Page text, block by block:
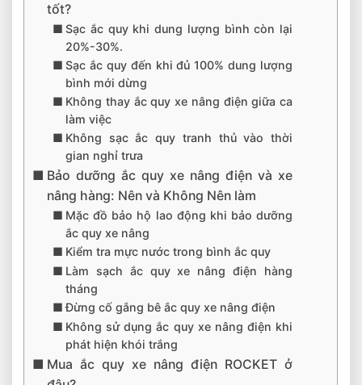
tốt?
Sạc ắc quy khi dung lượng bình còn lại
20%-30%.
Sạc ắc quy đến khi đủ 100% dung lượng
bình mới dừng
Không thay ắc quy xe nâng điện giữa ca
làm việc
Không sạc ắc quy tranh thủ vào thời
gian nghỉ trưa
Bảo dưỡng ắc quy xe nâng điện và xe
nâng hàng: Nên và Không Nên làm
Mặc đồ bảo hộ lao động khi bảo dưỡng
ắc quy xe nâng
Kiểm tra mực nước trong bình ắc quy
Làm sạch ắc quy xe nâng điện hàng
tháng
Đừng cố gắng bê ắc quy xe nâng điện
Không sử dụng ắc quy xe nâng điện khi
phát hiện khói trắng
Mua ắc quy xe nâng điện ROCKET ở